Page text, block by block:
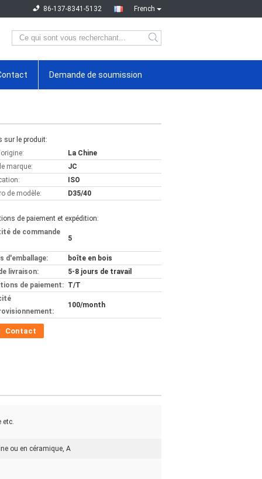
French
86-137-8341-5132
Demande de soumission
sur le produit:
La Chine
marque:
JC
ISO
de modèle:
D35/40
de paiement et expédition:
de commande
5
d'emballage:
boîte en bois
livraison:
5-8 jours de travail
de paiement: T/T
100/month
Contact
etc.
ou en céramique, A